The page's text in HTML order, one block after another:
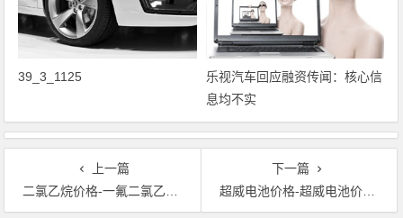
39_3_1125
乐视汽车回应融资传闻：核心信
息均不实
上一篇
二氯乙烷价格-一氟二氯乙烷价格-成都二氯乙烷价格
下一篇
超威电池价格-超威电池价格查询-超威电池价格2014